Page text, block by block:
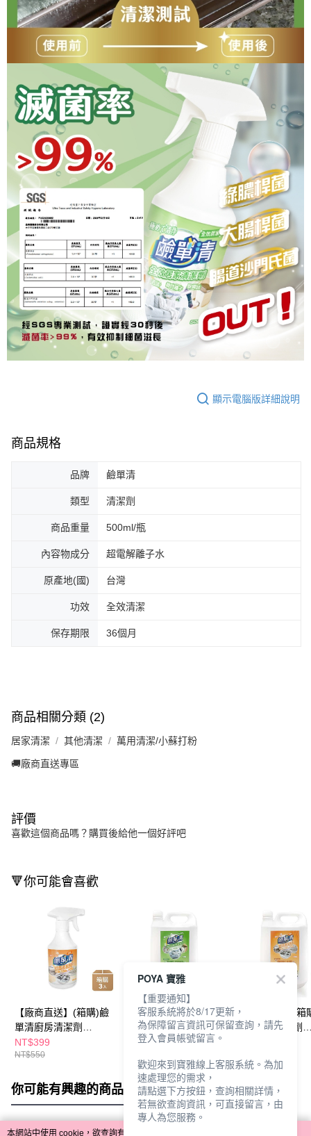
顯示電腦版詳細說明
商品規格
品牌 鹼單清
類型 清潔劑
商品重量 500ml/瓶
內容物成分 超電解離子水
原產地(國) 台灣
功效 全效清潔
保存期限 36個月
商品相關分類 (2)
居家清潔 其他清潔 萬用清潔/小蘇打粉
🚚廠商直送專區
評價
喜歡這個商品嗎？購買後給他一個好評吧
🔻你可能會喜歡
【廠商直送】(箱購)鹼
單清廚房清潔劑
500ml*3入
NT$399
NT$550
【廠商直送】(箱購)鹼
單清全效居家清潔劑
3800ml*6入
NT$2,880
【廠商直送】(箱
單清廚房清潔劑
你可能有興趣的商品 全站排行
本網站中使用 cookie，欲查詢有關本網站使用 cookie 方式之詳情，及若您不希
POYA 寶雅
【重要通知】
客服系統將於8/17更新，
為保障留言資訊可保留查詢，請先
登入會員帳號留言。
歡迎來到寶雅線上客服系統。為加
速處理您的需求，
請點選下方按鈕，查詢相關詳情，
若無欲查詢資訊，可直接留言，由
專人為您服務。